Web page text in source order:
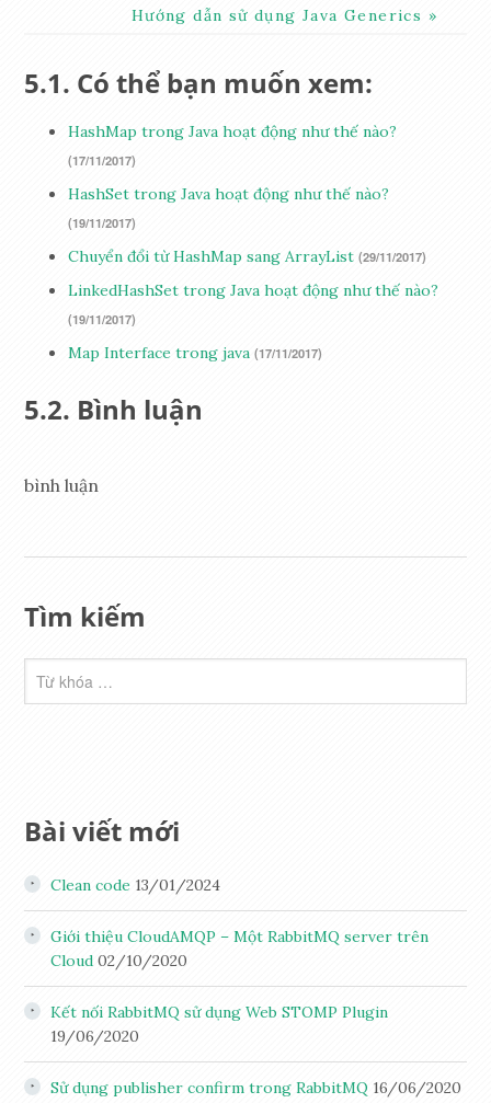
Hướng dẫn sử dụng Java Generics
Có thể bạn muốn xem:
HashMap trong Java hoạt động như thế nào?
(17/11/2017)
HashSet trong Java hoạt động như thế nào?
(19/11/2017)
Chuyển đổi từ HashMap sang ArrayList (29/11/2017)
LinkedHashSet trong Java hoạt động như thế nào?
(19/11/2017)
Map Interface trong java (17/11/2017)
Bình luận
bình luận
Tìm kiếm
Bài viết mới
Clean code 13/01/2024
Giới thiệu CloudAMQP – Một RabbitMQ server trên
Cloud 02/10/2020
Kết nối RabbitMQ sử dụng Web STOMP Plugin
19/06/2020
Sử dụng publisher confirm trong RabbitMQ 16/06/2020